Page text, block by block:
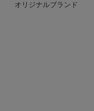
オリジナルブランド